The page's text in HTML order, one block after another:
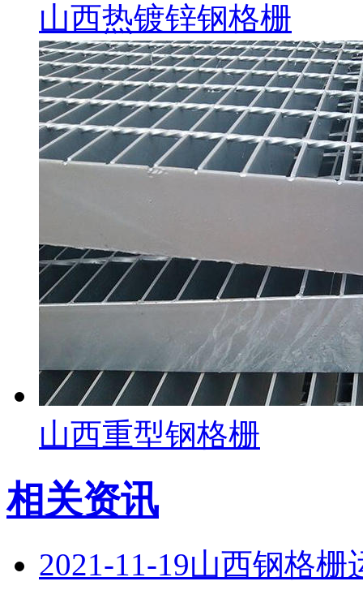
山西热镀锌钢格栅
山西重型钢格栅
相关资讯
2021-11-19山西钢格栅